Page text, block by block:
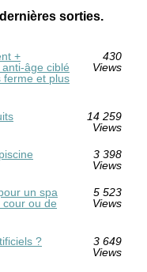
sorties.
+
ciblé
ferme et plus
430
Views
14 259
Views
3 398
Views
un spa
ou de
5 523
Views
?
3 649
Views